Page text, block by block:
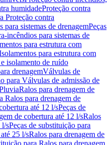
humidadeProteção contra
Proteção contra
para sistemas de drenagemPeças
incêndios para sistemas de
para estrutura com
para estrutura com
isolamento de ruído
drenagemVálvulas de
para Válvulas de admissão de
Ralos para drenagem de
Ralos para drenagem de
até 12 l/sPeças de
de cobertura até 12 l/sRalos
l/sPeças de substituição para
25 l/sRalos para drenagem de
para Ralos para drenagem